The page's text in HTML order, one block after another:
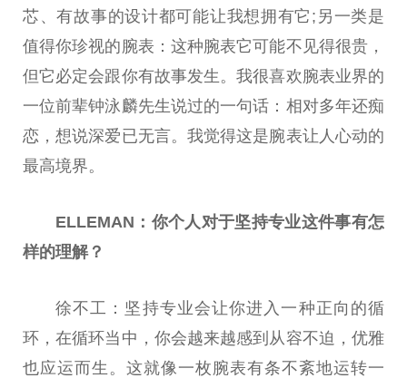
芯、有故事的设计都可能让我想拥有它;另一类是
值得你珍视的腕表：这种腕表它可能不见得很贵，
但它必定会跟你有故事发生。我很喜欢腕表业界的
一位前辈钟泳麟先生说过的一句话：相对多年还痴
恋，想说深爱已无言。我觉得这是腕表让人心动的
最高境界。
ELLEMAN：你个人 对于坚持专业这件事有怎
样的理解？
徐不工：坚持专业会让你进入一种正向的循
环，在循环当中，你会越来越感到从容不迫，优雅
也应运而生。这就像一枚腕表有条不紊地运转一